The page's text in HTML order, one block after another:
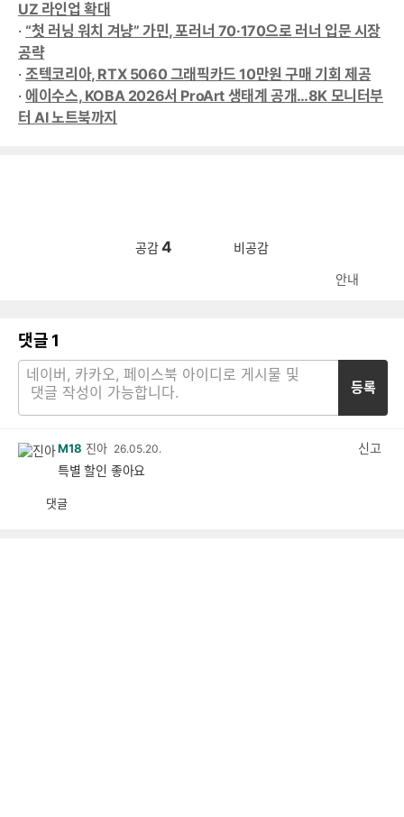
UZ 라인업 확대
· “첫 러닝 워치 겨냥” 가민, 포러너 70·170으로 러너 입문 시장
공략
·조텍코리아, RTX 5060 그래픽카드 10만원 구매 기회 제공
·에이수스, KOBA 2026서 ProArt 생태계 공개…8K 모니터부
터 AI 노트북까지
공감 4 비공감
안내
댓글 1
등록
M18 진아 26.05.20.
신고
특별 할인 좋아요
댓글